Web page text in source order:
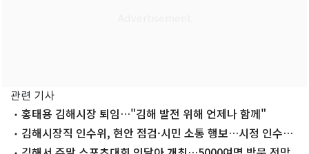
관련 기사
홍태용 김해시장 퇴임…"김해 발전 위해 언제나 함께"
김해시장직 인수위, 현안 점검·시민 소통 행보…시정 인수